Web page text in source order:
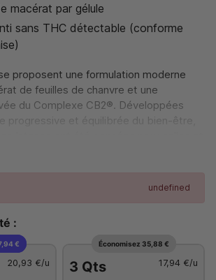
macérat par gélule
sans THC détectable (conforme
proposent une formulation moderne
de feuilles de chanvre et une
du Complexe CB2®. Développées
progressive et équilibrée du bien-être,
formulation végétale riche, moderne
undefined
:
€
20,93 €/u
Économisez 35,88 €
3 Qts 17,94 €/u